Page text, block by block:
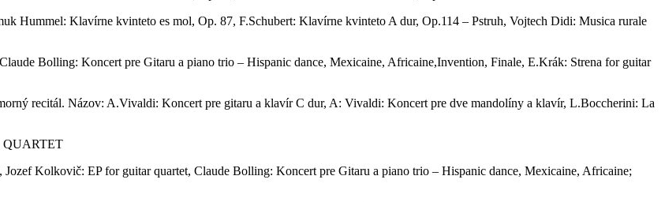
Hummel: Klavírne kvinteto es mol, Op. 87, F.Schubert: Klavírne kvinteto A dur, Op.114 – Pstruh, Vojtech Didi: Musica rurale
Bolling: Koncert pre Gitaru a piano trio – Hispanic dance, Mexicaine, Africaine,Invention, Finale, E.Krák: Strena for guitar
recitál. Názov: A.Vivaldi: Koncert pre gitaru a klavír C dur, A: Vivaldi: Koncert pre dve mandolíny a klavír, L.Boccherini: La
QUARTET
Kolkovič: EP for guitar quartet, Claude Bolling: Koncert pre Gitaru a piano trio – Hispanic dance, Mexicaine, Africaine;